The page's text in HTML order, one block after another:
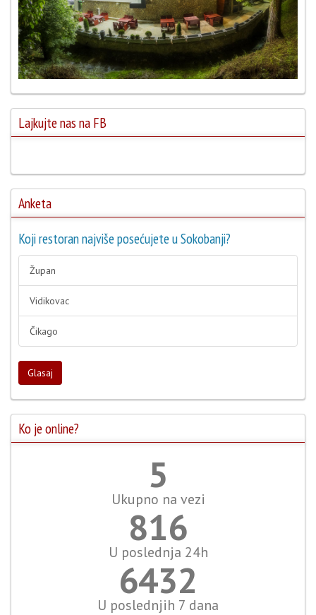
Lajkujte nas na FB
Anketa
Koji restoran najviše posećujete u Sokobanji?
Župan
Vidikovac
Čikago
Glasaj
Ko je online?
6
Ukupno na vezi
942
U poslednja 24h
7422
U poslednjih 7 dana